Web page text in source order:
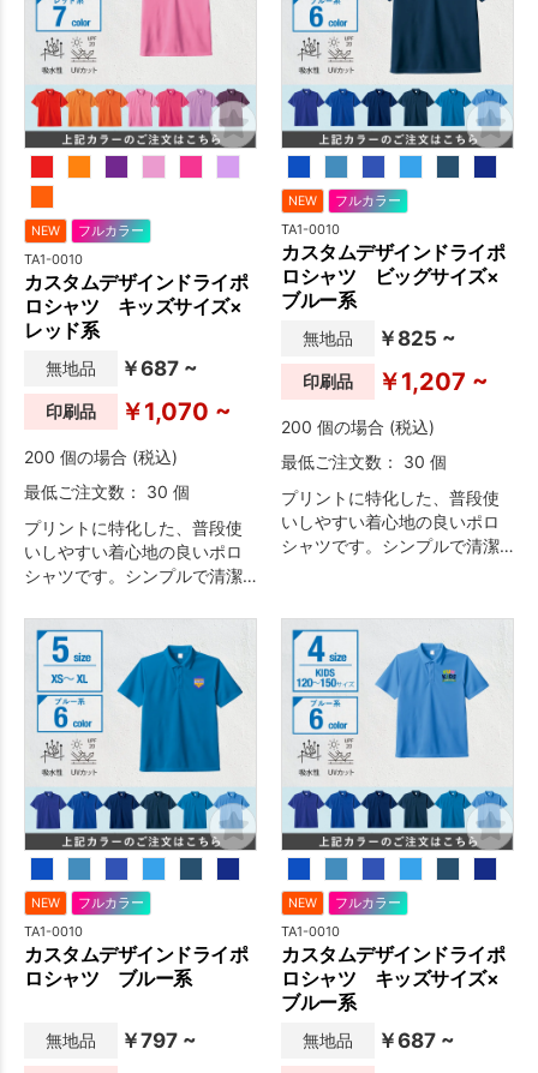
NEW フルカラー
TA1-0010
カスタムデザインドライポ
ロシャツ キッズサイズ×
レッド系
無地品 ￥687 ~
印刷品 ￥1,070 ~
200 個の場合 (税込)
最低ご注文数： 30 個
プリントに特化した、普段使
いしやすい着心地の良いポロ
シャツです。シンプルで清潔
ベント・物販・ユニフォーム
など幅広い用途におすすめで
す。
NEW フルカラー
TA1-0010
カスタムデザインドライポ
ロシャツ ビッグサイズ×
ブルー系
無地品 ￥825 ~
印刷品 ￥1,207 ~
200 個の場合 (税込)
最低ご注文数： 30 個
プリントに特化した、普段使
いしやすい着心地の良いポロ
シャツです。シンプルで清潔
など幅広い用途におすすめで
す。
NEW フルカラー
TA1-0010
カスタムデザインドライポ
ロシャツ ブルー系
無地品 ￥797 ~
NEW フルカラー
TA1-0010
カスタムデザインドライポ
ロシャツ キッズサイズ×
ブルー系
無地品 ￥687 ~